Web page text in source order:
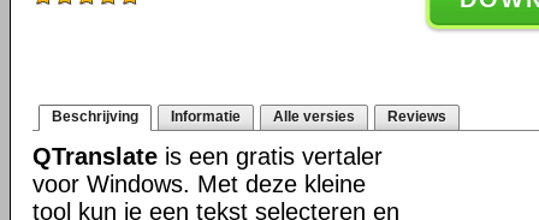
Beschrijving Informatie Alle versies Reviews
QTranslate is een gratis vertaler
voor Windows. Met deze kleine
tool kun je een tekst selecteren en